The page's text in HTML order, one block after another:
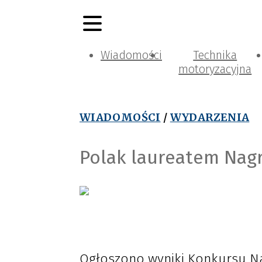
Wiadomości
Technika
motoryzacyjna
WIADOMOŚCI / WYDARZENIA
Polak laureatem
Ogłoszono wyniki Konkursu